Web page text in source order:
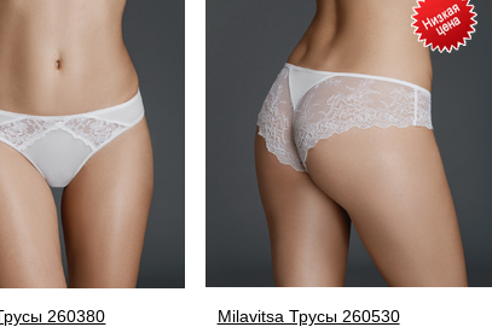
260380 Milavitsa Трусы 260530